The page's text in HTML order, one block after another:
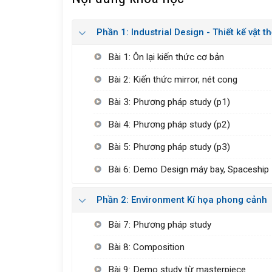
Phần 1: Industrial Design - Thiết kế vật
Bài 1: Ôn lại kiến thức cơ bản
Bài 2: Kiến thức mirror, nét cong
Bài 3: Phương pháp study (p1)
Bài 4: Phương pháp study (p2)
Bài 5: Phương pháp study (p3)
Bài 6: Demo Design máy bay, Spaceship
Phần 2: Environment Kí họa phong cảnh
Bài 7: Phương pháp study
Bài 8: Composition